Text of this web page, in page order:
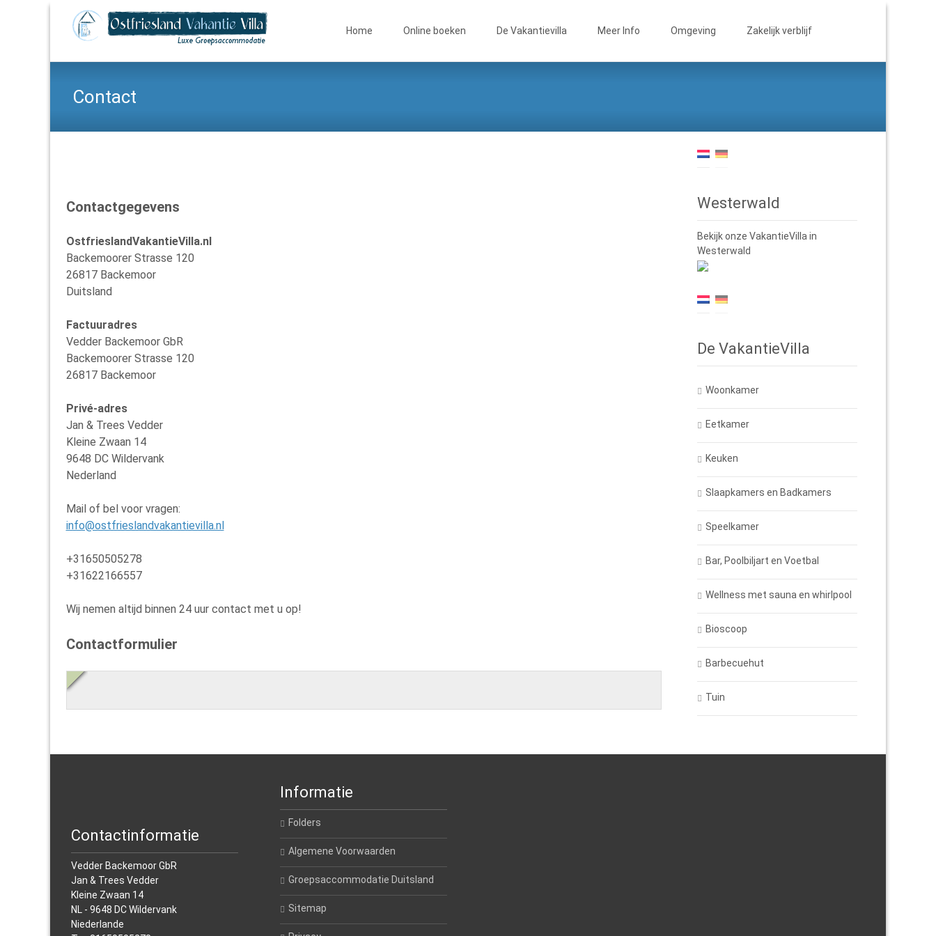
Home Online boeken De Vakantievilla Meer Info Omgeving Zakelijk verblijf
Contact
Contactgegevens
OstfrieslandVakantieVilla.nl
Backemoorer Strasse 120
26817 Backemoor
Duitsland
Factuuradres
Vedder Backemoor GbR
Backemoorer Strasse 120
26817 Backemoor
Privé-adres
Jan & Trees Vedder
Kleine Zwaan 14
9648 DC Wildervank
Nederland
Mail of bel voor vragen:
info@ostfrieslandvakantievilla.nl
+31650505278
+31622166557
Wij nemen altijd binnen 24 uur contact met u op!
Contactformulier
Westerwald
Bekijk onze VakantieVilla in
Westerwald
De VakantieVilla
Woonkamer
Eetkamer
Keuken
Slaapkamers en Badkamers
Speelkamer
Bar, Poolbiljart en Voetbal
Wellness met sauna en whirlpool
Bioscoop
Barbecuehut
Tuin
Contactinformatie
Vedder Backemoor GbR
Jan & Trees Vedder
Kleine Zwaan 14
NL - 9648 DC Wildervank
Niederlande
Informatie
Folders
Algemene Voorwaarden
Groepsaccommodatie Duitsland
Sitemap